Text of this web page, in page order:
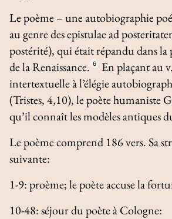
Le poème – une autobiographie
au genre desepistulae ad
postérité), qui était répandu dans la
de la Renaissance. 6
En plaçant au
intertextuelle à l’élégie
(Tristes, 4,10), le poète humaniste
qu’il connaît les modèles antiques
Le poème comprend 186 vers. Sa
suivante:
1-9: proème; le poète accuse la
10-48: séjour du poète à Cologne: